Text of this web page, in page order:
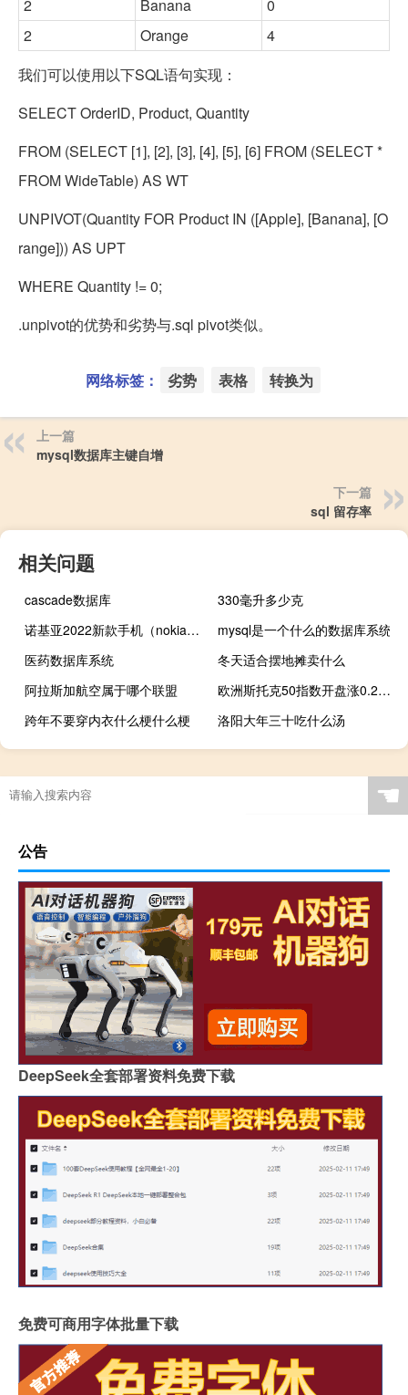
2 Banana
0
2
Orange
4
我们可以使用以下SQL语句实现：
SELECT OrderID, Product, Quantity
FROM (SELECT [1], [2], [3], [4], [5], [6] FROM (SELECT *
FROM WideTable) AS WT
UNPIVOT(Quantity FOR Product IN ([Apple], [Banana], [O
range])) AS UPT
WHERE Quantity != 0;
.unpivot的优势和劣势与.sql pivot类似。
网络标签： 劣势 表格 转换为
上一篇
mysql数据库主键自增
下一篇
sql 留存率
相关问题
cascade数据库
330毫升多少克
诺基亚2022新款手机（nokia官网）
mysql是一个什么的数据库系统
医药数据库系统
冬天适合摆地摊卖什么
阿拉斯加航空属于哪个联盟
欧洲斯托克50指数开盘涨0.2%德国DAX指数涨0.1%英国富时100指数跌0.1%法国CAC 40指数涨0.1%
跨年不要穿内衣什么梗什么梗
洛阳大年三十吃什么汤
☚
公告
DeepSeek全套部署资料免费下载
免费可商用字体批量下载